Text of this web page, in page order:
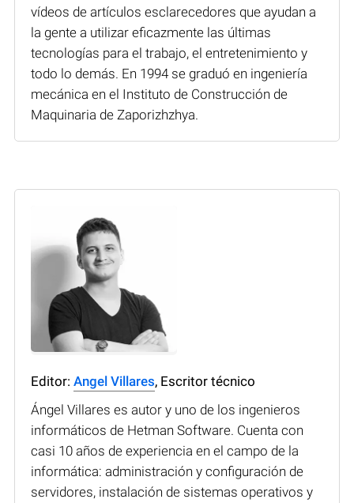
vídeos de artículos esclarecedores que ayudan a
la gente a utilizar eficazmente las últimas
tecnologías para el trabajo, el entretenimiento y
todo lo demás. En 1994 se graduó en ingeniería
mecánica en el Instituto de Construcción de
Maquinaria de Zaporizhzhya.
Editor: Angel Villares, Escritor técnico
Ángel Villares es autor y uno de los ingenieros
informáticos de Hetman Software. Cuenta con
casi 10 años de experiencia en el campo de la
informática: administración y configuración de
servidores, instalación de sistemas operativos y